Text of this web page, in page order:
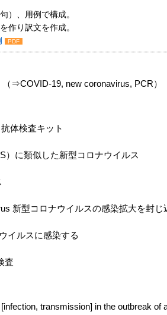
）、用例で構成。
作り訳文を作成。
PDF
19, new coronavirus, PCR）
体検査キット
）に類似した新型コロナウイルス
新型コロナウイルスの感染拡大を封じ
イルスに感染する
査
transmission] in the outbreak of